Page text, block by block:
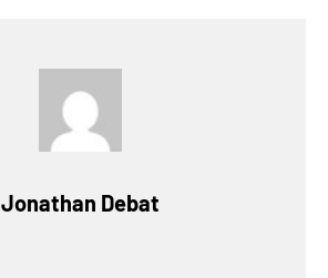
Jonathan Debat